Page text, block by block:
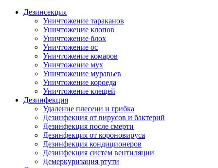
Дезинсекция
Уничтожение тараканов
Уничтожение клопов
Уничтожение блох
Уничтожение ос
Уничтожение комаров
Уничтожение мух
Уничтожение муравьев
Уничтожение короеда
Уничтожение клещей
Дезинфекция
Удаление плесени и грибка
Дезинфекция от вирусов и бактерий
Дезинфекция после смерти
Дезинфекция от короновируса
Дезинфекция кондиционеров
Дезинфекция систем вентиляции
Демеркуризация ртути